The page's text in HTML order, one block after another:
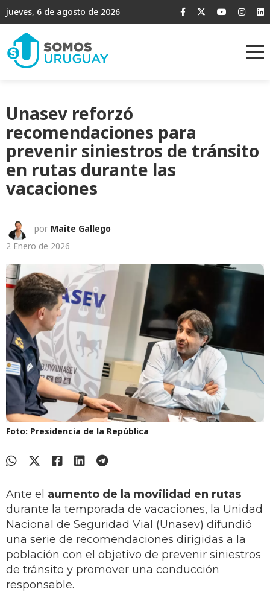
jueves, 6 de agosto de 2026
Unasev reforzó
recomendaciones para
prevenir siniestros de tránsito
en rutas durante las
vacaciones
por Maite Gallego
2 Enero de 2026
Foto: Presidencia de la República
Ante el aumento de la movilidad en rutas
durante la temporada de vacaciones, la Unidad
Nacional de Seguridad Vial (Unasev) difundió
una serie de recomendaciones dirigidas a la
población con el objetivo de prevenir siniestros
de tránsito y promover una conducción
responsable.